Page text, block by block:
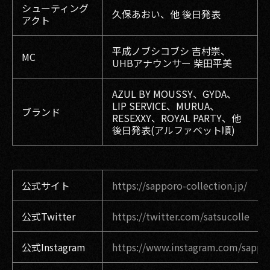
シューティング
アクト
久保あおい、他 後日発表
MC
平成ノブシコブシ 吉村崇、
UHBアナウンサー 柴田平美
ブランド
AZUL BY MOUSSY、GYDA、
LIP SERVICE、MURUA、
RESEXXY、ROYAL PARTY、他
後日発表(アルファベット順)
公式サイト https://sapporo-collection.jp/
公式Twitter https://twitter.com/satsucolle
公式Instagram https://www.instagram.com/